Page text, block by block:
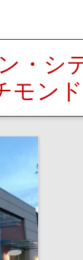
・シ
モンド